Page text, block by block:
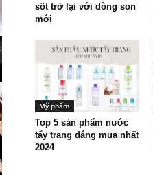
sốt trở lại với dòng son
mới
Mỹ phẩm
Top 5 sản phẩm nước
tẩy trang đáng mua nhất
2024